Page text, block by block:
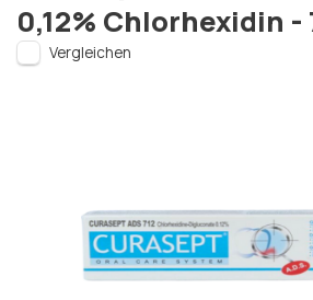
0,12% Chlorhexidin -
Vergleichen